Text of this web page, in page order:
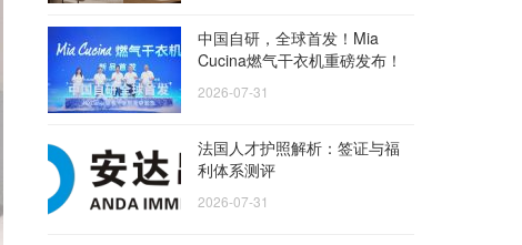
中国自研，全球首发！Mia
Cucina燃气干衣机重磅发布！
2026-07-31
法国人才护照解析：签证与福
利体系测评
2026-07-31